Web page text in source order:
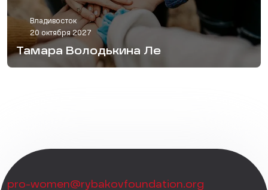
Владивосток
20 октября 2027
Тамара Володькина Ле
pro-women@rybakovfoundation.org